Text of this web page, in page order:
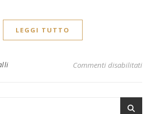
LEGGI TUTTO
Commenti disabilitatisu